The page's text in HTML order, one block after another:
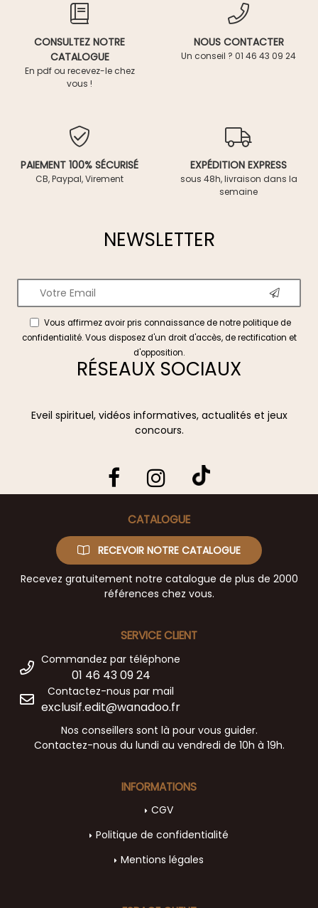
CONSULTEZ NOTRE
CATALOGUE
En pdf ou recevez-le chez
vous !
NOUS CONTACTER
Un conseil ? 01 46 43 09 24
PAIEMENT 100% SÉCURISÉ
CB, Paypal, Virement
EXPÉDITION EXPRESS
sous 48h, livraison dans la
semaine
NEWSLETTER
Vous affirmez avoir pris connaissance de notrepolitique de
confidentialité. Vous disposez d'un droit d'accès, de rectification et
d'opposition.
RÉSEAUX SOCIAUX
Eveil spirituel, vidéos informatives, actualités et jeux
concours.
CATALOGUE
RECEVOIR NOTRE CATALOGUE
Recevez gratuitement notre catalogue de plus de 2000
références chez vous.
SERVICE CLIENT
Commandez par téléphone
01 46 43 09 24
Contactez-nous par mail
exclusif.edit@wanadoo.fr
Nos conseillers sont là pour vous guider.
Contactez-nous du lundi au vendredi de 10h à 19h.
INFORMATIONS
CGV
Politique de confidentialité
Mentions légales